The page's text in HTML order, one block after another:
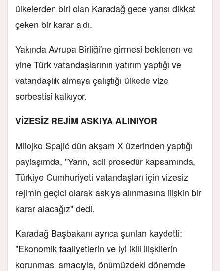
ülkelerden biri olan Karadağ gece yarısı dikkat
çeken bir karar aldı.
Yakında Avrupa Birliği'ne girmesi beklenen ve
yine Türk vatandaşlarının yatırım yaptığı ve
vatandaşlık almaya çalıştığı ülkede vize
serbestisi kalkıyor.
VİZESİZ REJİM ASKIYA ALINIYOR
Milojko Spajić dün akşam X üzerinden yaptığı
paylaşımda, "Yarın, acil prosedür kapsamında,
Türkiye Cumhuriyeti vatandaşları için vizesiz
rejimin geçici olarak askıya alınmasına ilişkin bir
karar alacağız" dedi.
Karadağ Başbakanı ayrıca şunları kaydetti:
"Ekonomik faaliyetlerin ve iyi ikili ilişkilerin
korunması amacıyla, önümüzdeki dönemde